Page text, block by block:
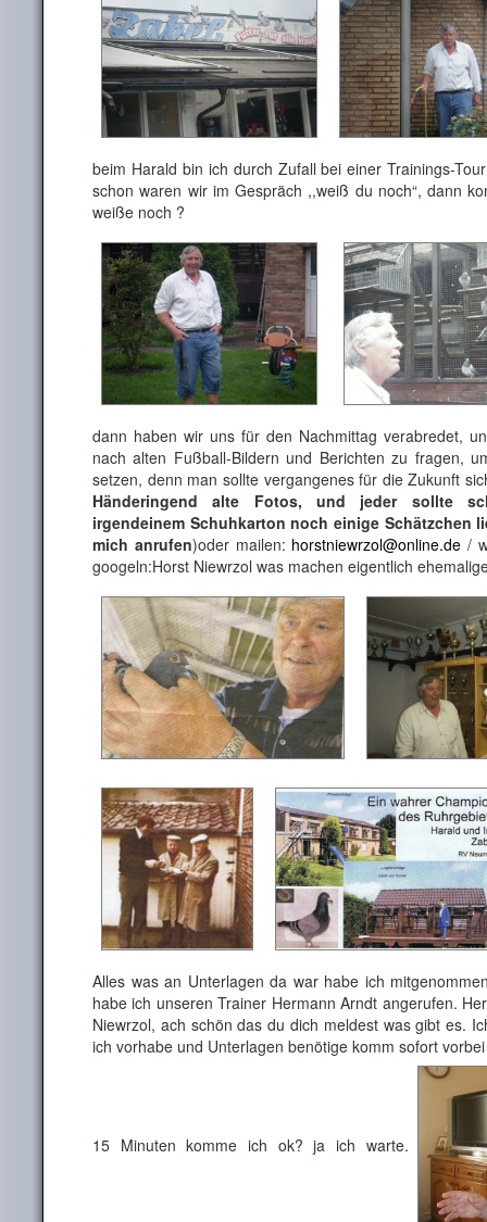
beim Harald bin ich durch Zufall bei einer Trainings-
schon waren wir im Gespräch ,,weiß du noch“, dann
weiße noch ?
dann haben wir uns für den Nachmittag verabredet,
nach alten Fußball-Bildern und Berichten zu fragen,
setzen, denn man sollte vergangenes für die Zukunft
Händeringend alte Fotos, und jeder sollte
irgendeinem Schuhkarton noch einige Schätzchen
mich anrufen)oder mailen: horstniewrzol@online.de /
googeln:Horst Niewrzol was machen eigentlich
Alles was an Unterlagen da war habe ich
habe ich unseren Trainer Hermann Arndt angerufen.
Niewrzol, ach schön das du dich meldest was gibt es.
ich vorhabe und Unterlagen benötige komm sofort
15 Minuten komme ich ok? ja ich warte.